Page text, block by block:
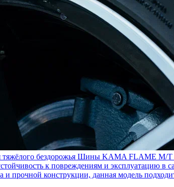
бездорожья Шины KAMA FLAME M/T —
к повреждениям и эксплуатацию
и прочной конструкции, данная модель